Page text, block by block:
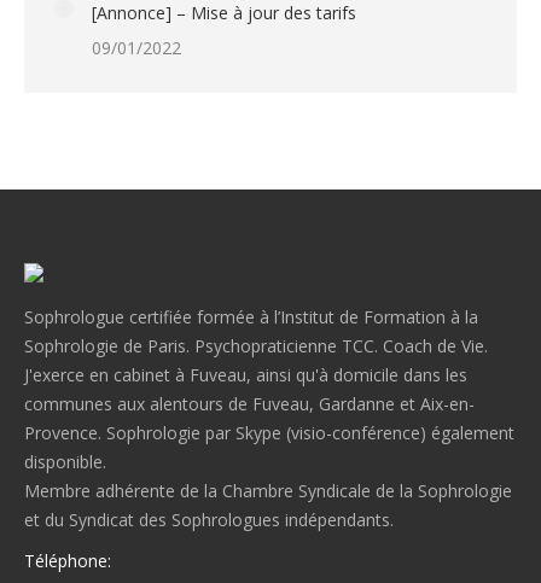
[Annonce] – Mise à jour des tarifs
09/01/2022
Sophrologue certifiée formée à l’Institut de Formation à la
Sophrologie de Paris. Psychopraticienne TCC. Coach de Vie.
J'exerce en cabinet à Fuveau, ainsi qu'à domicile dans les
communes aux alentours de Fuveau, Gardanne et Aix-en-
Provence. Sophrologie par Skype (visio-conférence) également
disponible.
Membre adhérente de la Chambre Syndicale de la Sophrologie
et du Syndicat des Sophrologues indépendants.
Téléphone: